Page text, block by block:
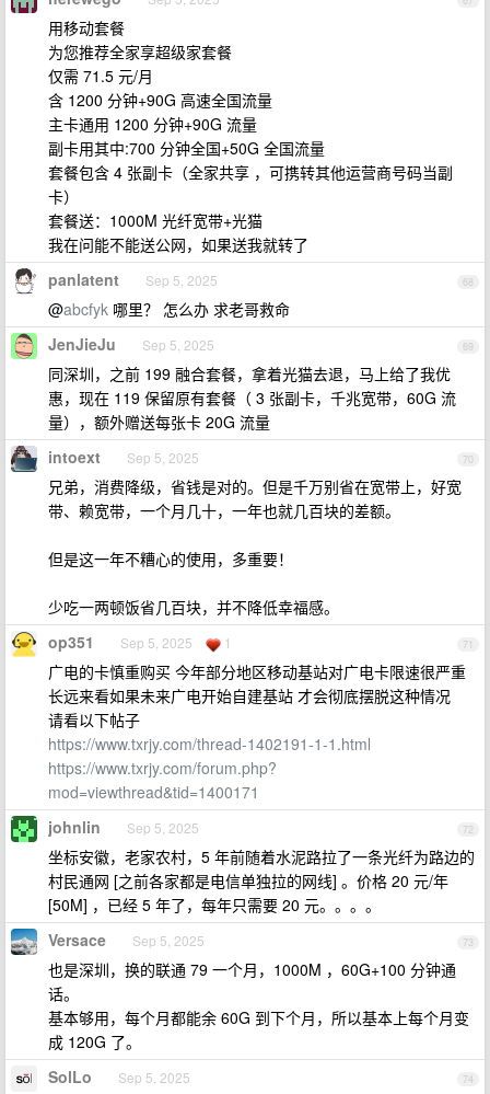
用移动套餐
为您推荐全家享超级家套餐
仅需 71.5 元/月
含 1200 分钟+90G 高速全国流量
主卡通用 1200 分钟+90G 流量
副卡用其中:700 分钟全国+50G 全国流量
套餐包含 4 张副卡（全家共享 ，可携转其他运营商号码当副
卡）
套餐送：1000M 光纤宽带+光猫
我在问能不能送公网，如果送我就转了
68
panlatent Sep 5, 2025
@abcfyk 哪里？ 怎么办 求老哥救命
69
JenJieJu Sep 5, 2025
同深圳，之前 199 融合套餐，拿着光猫去退，马上给了我优
惠，现在 119 保留原有套餐（ 3 张副卡，千兆宽带，60G 流
量），额外赠送每张卡 20G 流量
70
intoext Sep 5, 2025
兄弟，消费降级，省钱是对的。但是千万别省在宽带上，好宽
带、赖宽带，一个月几十，一年也就几百块的差额。
但是这一年不糟心的使用，多重要！
少吃一两顿饭省几百块，并不降低幸福感。
71
op351 Sep 5, 2025 1
广电的卡慎重购买 今年部分地区移动基站对广电卡限速很严重
长远来看如果未来广电开始自建基站 才会彻底摆脱这种情况
请看以下帖子
https://www.txrjy.com/thread-1402191-1-1.html
https://www.txrjy.com/forum.php?
mod=viewthread&tid=1400171
72
johnlin Sep 5, 2025
坐标安徽，老家农村，5 年前随着水泥路拉了一条光纤为路边的
村民通网 [之前各家都是电信单独拉的网线] 。价格 20 元/年
[50M] ，已经 5 年了，每年只需要 20 元。。。。
73
Versace Sep 5, 2025
也是深圳，换的联通 79 一个月，1000M ，60G+100 分钟通
话。
基本够用，每个月都能余 60G 到下个月，所以基本上每个月变
成 120G 了。
74
SolLo Sep 5, 2025